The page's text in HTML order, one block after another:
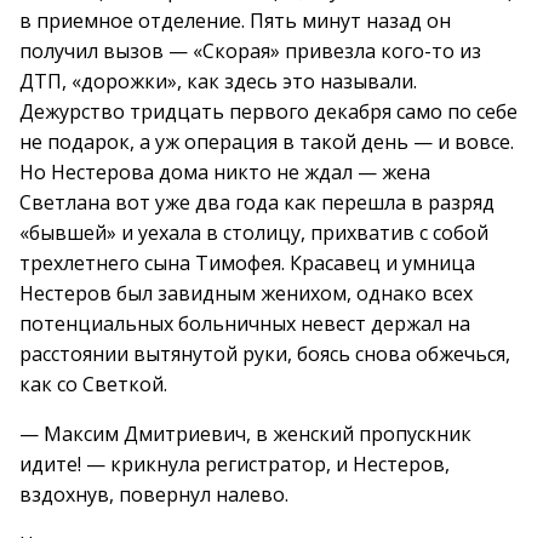
в приемное отделение. Пять минут назад он
получил вызов — «Скорая» привезла кого-то из
ДТП, «дорожки», как здесь это называли.
Дежурство тридцать первого декабря само по себе
не подарок, а уж операция в такой день — и вовсе.
Но Нестерова дома никто не ждал — жена
Светлана вот уже два года как перешла в разряд
«бывшей» и уехала в столицу, прихватив с собой
трехлетнего сына Тимофея. Красавец и умница
Нестеров был завидным женихом, однако всех
потенциальных больничных невест держал на
расстоянии вытянутой руки, боясь снова обжечься,
как со Светкой.
— Максим Дмитриевич, в женский пропускник
идите! — крикнула регистратор, и Нестеров,
вздохнув, повернул налево.